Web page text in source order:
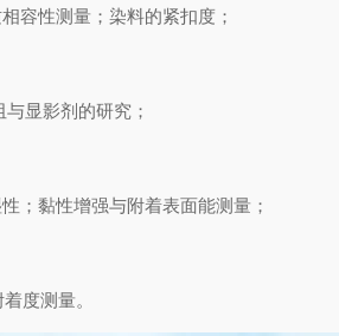
容性测量；染料的紧扣度；
显影剂的研究；
；黏性增强与附着表面能测量；
附着度测量。